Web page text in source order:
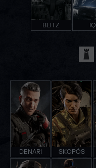
BLITZ IQ
DENARI SKOPÓS